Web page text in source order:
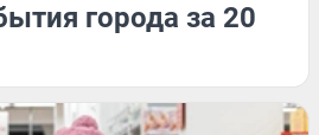
города за 20